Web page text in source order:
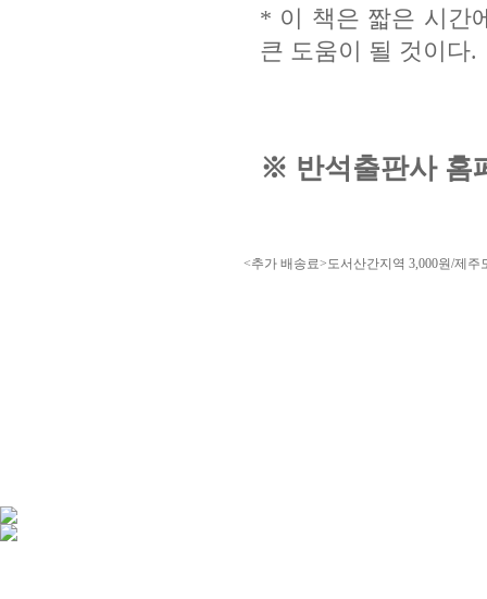
* 이 책은 짧은 시간
큰 도움이 될 것이다.
※ 반석출판사 홈
<추가 배송료>도서산간지역 3,000원/제주